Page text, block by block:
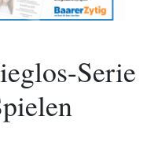
Serie